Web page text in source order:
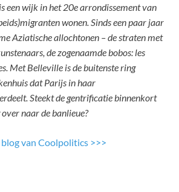
een wijk in het 20e arrondissement van
wonen. Sinds een paar jaar
Aziatische allochtonen – de straten met
de zogenaamde bobos: les
Met Belleville is de buitenste ring
dat Parijs in haar
Steekt de gentrificatie binnenkort
naar de banlieue?
van Coolpolitics >>>